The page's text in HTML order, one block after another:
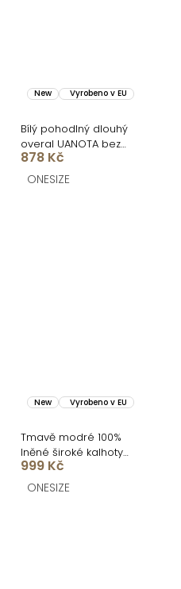
New Vyrobeno v EU
Bílý pohodlný dlouhý
overal UANOTA bez
ramínek
878 Kč
ONESIZE
New Vyrobeno v EU
Tmavě modré 100%
lněné široké kalhoty
BELLINA
999 Kč
ONESIZE